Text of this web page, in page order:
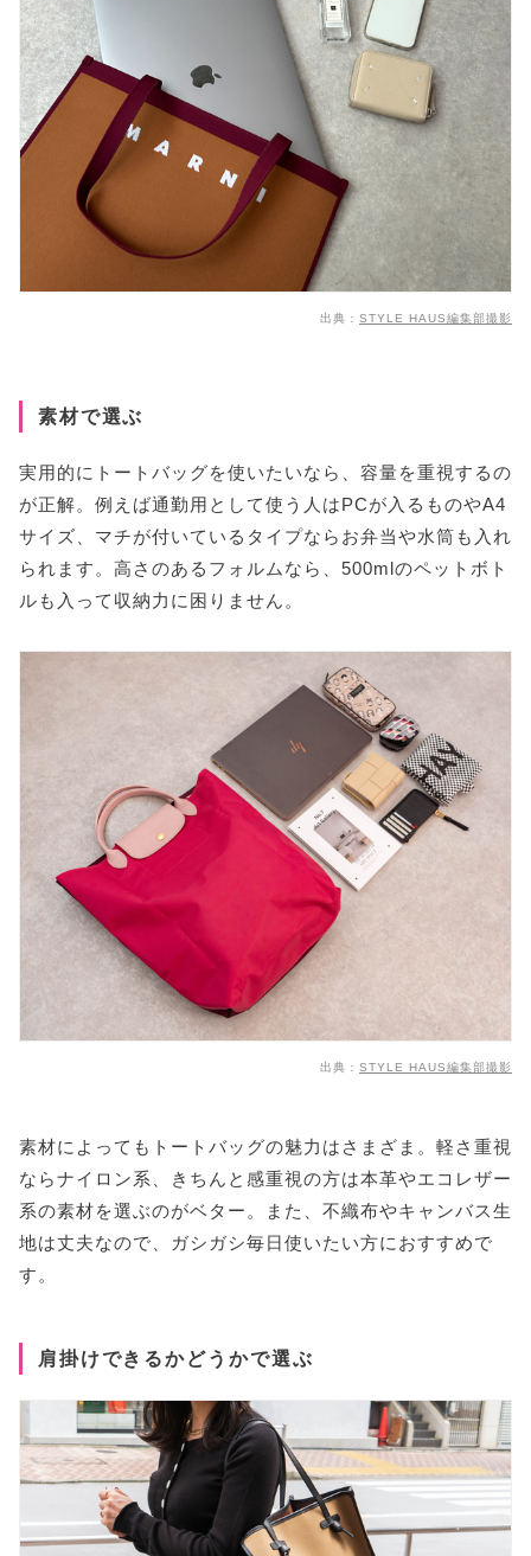
出典： STYLE HAUS編集部撮影
素材で選ぶ
実用的にトートバッグを使いたいなら、容量を重視するの
が正解。例えば通勤用として使う人はPCが入るものやA4
サイズ、マチが付いているタイプならお弁当や水筒も入れ
られます。高さのあるフォルムなら、500mlのペットボト
ルも入って収納力に困りません。
出典： STYLE HAUS編集部撮影
素材によってもトートバッグの魅力はさまざま。軽さ重視
ならナイロン系、きちんと感重視の方は本革やエコレザー
系の素材を選ぶのがベター。また、不織布やキャンバス生
地は丈夫なので、ガシガシ毎日使いたい方におすすめで
す。
肩掛けできるかどうかで選ぶ